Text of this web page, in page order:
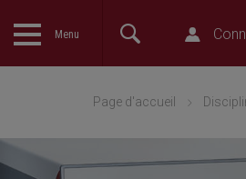
The language setting of your
Page d'accueil
Menu